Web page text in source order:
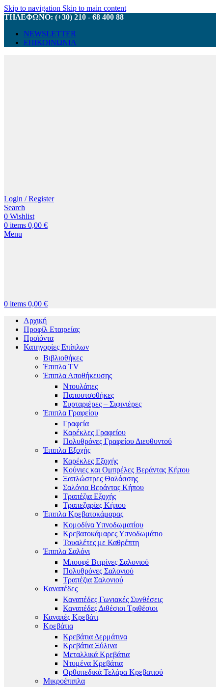
Skip to navigation Skip to main content
ΤΗΛΕΦΩΝΟ: (+30) 210 - 68 400 88
NEWSLETTER
ΕΠΙΚΟΙΝΩΝΙΑ
Login / Register
Search
0 Wishlist
0 items 0,00 €
Menu
0 items 0,00 €
Αρχική
Προφίλ Εταιρείας
Προϊόντα
Κατηγορίες Επίπλων
Βιβλιοθήκες
Έπιπλα TV
Έπιπλα Αποθήκευσης
Ντουλάπες
Παπουτσοθήκες
Συρταριέρες – Σιφινιέρες
Έπιπλα Γραφείου
Γραφεία
Καρέκλες Γραφείου
Πολυθρόνες Γραφείου Διευθυντού
Έπιπλα Εξοχής
Καρέκλες Εξοχής
Κούνιες και Ομπρέλες Βεράντας Κήπου
Ξαπλώστρες Θαλάσσης
Σαλόνια Βεράντας Κήπου
Τραπέζια Εξοχής
Τραπεζαρίες Κήπου
Έπιπλα Κρεβατοκάμαρας
Κομοδίνα Υπνοδωματίου
Κρεβατοκάμαρες Υπνοδωμάτιο
Τουαλέτες με Καθρέπτη
Έπιπλα Σαλόνι
Μπουφέ Βιτρίνες Σαλονιού
Πολυθρόνες Σαλονιού
Τραπέζια Σαλονιού
Καναπέδες
Καναπέδες Γωνιακές Συνθέσεις
Καναπέδες Διθέσιοι Τριθέσιοι
Καναπές Κρεβάτι
Κρεβάτια
Κρεβάτια Δερμάτινα
Κρεβάτια Ξύλινα
Μεταλλικά Κρεβάτια
Ντυμένα Κρεβάτια
Ορθοπεδικά Τελάρα Κρεβατιού
Μικροέπιπλα